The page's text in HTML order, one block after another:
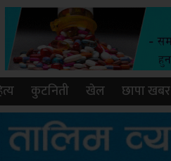
कुटनिती खेल छापा खबर